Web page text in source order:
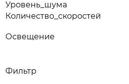
Уровень_шума
Количество_скоростей
Освещение
Фильтр